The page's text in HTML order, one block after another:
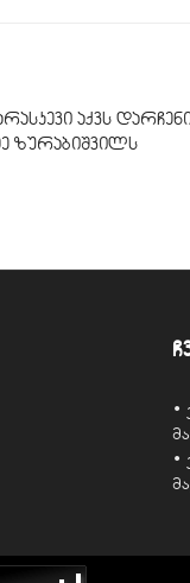
აქვს
ზურაბიშვილს
•
•